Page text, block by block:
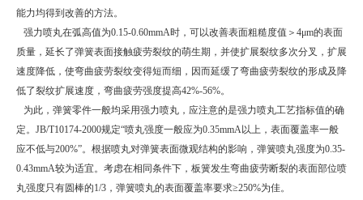
能力均得到改善的方法。
强力喷丸在弧高值为0.15-0.60mmA时，可以改善表面粗糙度值＞ 4μm的表面
质量，延长了弹簧表面接触疲劳裂纹的萌生期，并使扩展裂纹多次分叉，扩展
速度降低，使弯曲疲劳裂纹变得短而细，因而延缓了弯曲疲劳裂纹的形成及降
低了裂纹扩展速度，弯曲疲劳强度提高42%-56%。
为此，弹簧零件一般均采用强力喷丸，应注意的是强力喷丸工艺指标值的确
定。 JB/T10174-2000规定“喷丸强度一般应为0.35mmA以上，表面覆盖率一般
应不低与200%”。根据喷丸对弹簧表面微观结构的影响，弹簧喷丸强度为0.35-
0.43mmA较为适宜。考虑在相同条件下，板簧发生弯曲疲劳断裂的表面部位喷
丸强度只有圆棒的1/3 ，弹簧喷丸的表面覆盖率要求≥250%为佳。